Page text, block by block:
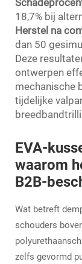
18,7% bij
Herstel na
dan 50
Deze
ontwerpen
mechanische
tijdelijke
EVA-
waarom
B2B-
Wat betreft
schouders
zelfs gevormd